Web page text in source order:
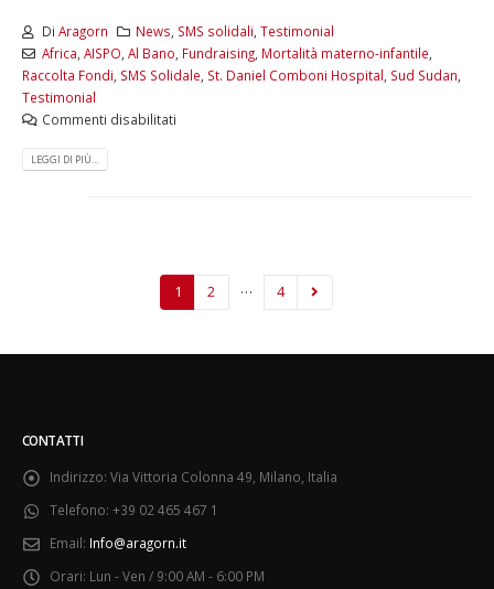
Di Aragorn News SMS solidali ,Testimonial
Africa AISPO Al Bano Fundraising, Mortalità materno-infantile
Raccolta Fondi SMS Solidale St. Daniel Comboni Hospital Sud Sudan
Testimonial
Commenti disabilitati
LEGGI DI PIÙ...
1 2 … 4
CONTATTI
Indirizzo: Via Vittoria Colonna 49, Milano, Italia
Telefono: +39 02 465 467 1
Email: Info@aragorn.it
Orari: Lun - Ven / 9:00 AM - 6:00 PM